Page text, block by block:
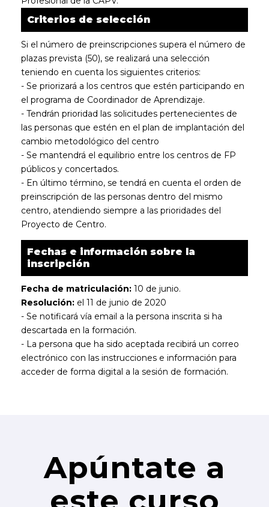
Criterios de selección
Si el número de preinscripciones supera el número de
plazas prevista (50), se realizará una selección
teniendo en cuenta los siguientes criterios:
- Se priorizará a los centros que estén participando en
el programa de Coordinador de Aprendizaje.
- Tendrán prioridad las solicitudes pertenecientes de
las personas que estén en el plan de implantación del
cambio metodológico del centro
- Se mantendrá el equilibrio entre los centros de FP
públicos y concertados.
- En último término, se tendrá en cuenta el orden de
preinscripción de las personas dentro del mismo
centro, atendiendo siempre a las prioridades del
Proyecto de Centro.
Fechas e información sobre la
inscripción
Fecha de matriculación: 10 de junio.
Resolución: el 11 de junio de 2020
- Se notificará vía email a la persona inscrita si ha
descartada en la formación.
- La persona que ha sido aceptada recibirá un correo
electrónico con las instrucciones e información para
acceder de forma digital a la sesión de formación.
Apúntate a